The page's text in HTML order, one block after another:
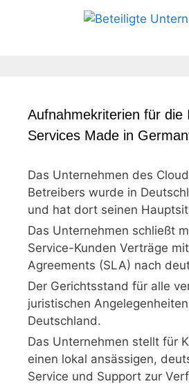
Aufnahmekriterien für die
Services Made in
Das Unternehmen des
Betreibers wurde in
und hat dort seinen
Das Unternehmen schließt
Service-Kunden Verträge
Agreements (SLA) nach
Der Gerichtsstand für alle
juristischen
Deutschland.
Das Unternehmen stellt für
einen lokal ansässigen,
Service und Support zur